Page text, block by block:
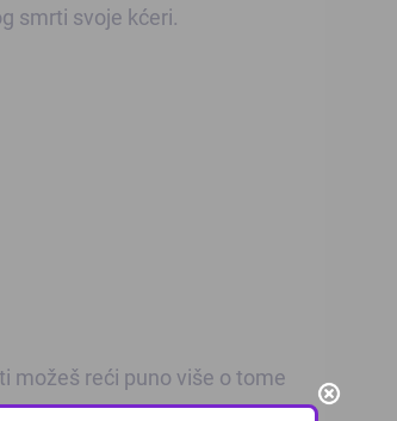
smrti svoje kćeri.
možeš reći puno više o tome